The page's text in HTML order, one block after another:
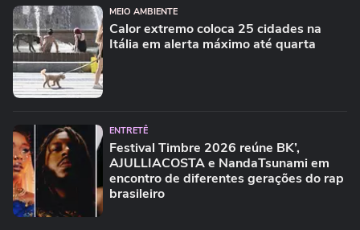
MEIO AMBIENTE
Calor extremo coloca 25 cidades na
Itália em alerta máximo até quarta
ENTRETÊ
Festival Timbre 2026 reúne BK’,
AJULLIACOSTA e NandaTsunami em
encontro de diferentes gerações do rap
brasileiro